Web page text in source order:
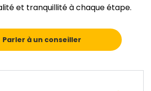
et tranquillité à chaque étape.
Parler à un conseiller